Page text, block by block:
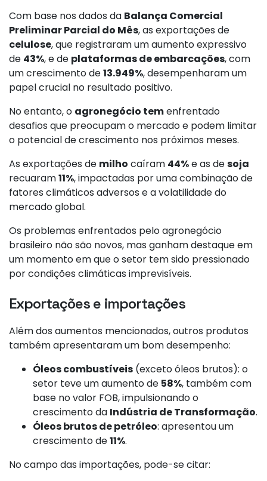
Com base nos dados da Balança Comercial
Preliminar Parcial do Mês, as exportações de
celulose, que registraram um aumento expressivo
de 43%, e de plataformas de embarcações, com
um crescimento de13.949%, desempenharam um
papel crucial no resultado positivo.
No entanto, o agronegócio temenfrentado
desafios que preocupam o mercado e podem limitar
o potencial de crescimento nos próximos meses.
As exportações de milho caíram 44%e as desoja
recuaram11%, impactadas por uma combinação de
fatores climáticos adversos e a volatilidade do
mercado global.
Os problemas enfrentados pelo agronegócio
brasileiro não são novos, mas ganham destaque em
um momento em que o setor tem sido pressionado
por condições climáticas imprevisíveis.
Exportações e importações
Além dos aumentos mencionados, outros produtos
também apresentaram um bom desempenho:
Óleos combustíveis (exceto óleos brutos): o
setor teve um aumento de 58%, também com
base no valor FOB, impulsionando o
crescimento da Indústria de Transformação.
Óleos brutos de petróleo: apresentou um
crescimento de11%.
No campo das importações, pode-se citar: